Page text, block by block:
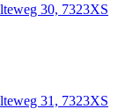
30, 7323XS
31, 7323XS